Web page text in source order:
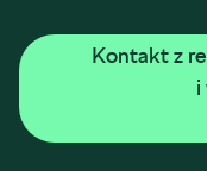
Kontakt z
i